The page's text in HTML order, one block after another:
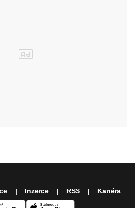
Inzerce RSS Kariéra